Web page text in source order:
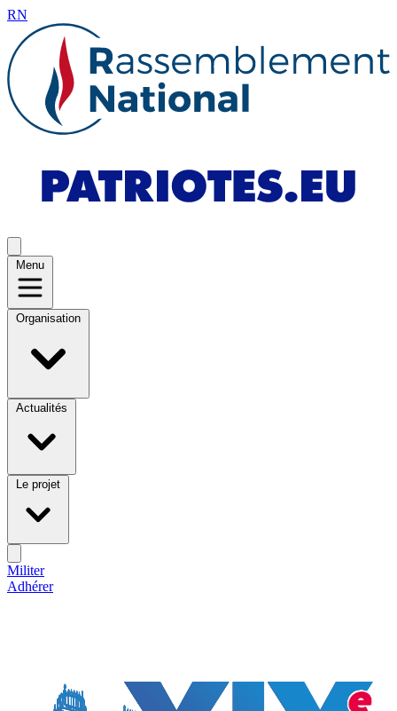
RN
Menu
Organisation
Actualités
Le projet
Militer
Adhérer